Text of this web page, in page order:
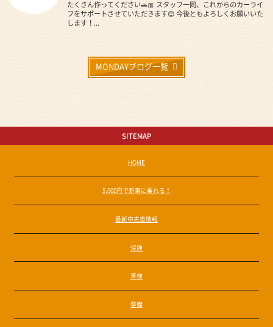
たくさん作ってください🚗🎀 スタッフ一同、これからのカーライ
フをサポートさせていただきます😊 今後ともよろしくお願いいた
します！...
MONDAYブログ一覧
SITEMAP
HOME
5,000円で新車に乗れる！
最新中古車情報
保険
車検
整備